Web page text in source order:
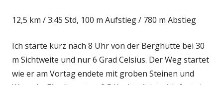
12,5 km / 3:45 Std, 100 m Aufstieg / 780 m Abstieg
Ich starte kurz nach 8 Uhr von der Berghütte bei 30
m Sichtweite und nur 6 Grad Celsius. Der Weg startet
wie er am Vortag endete mit groben Steinen und